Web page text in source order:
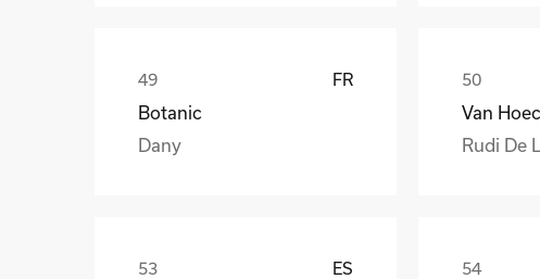
FR
Botanic
Dany
Van
Rudi De
ES